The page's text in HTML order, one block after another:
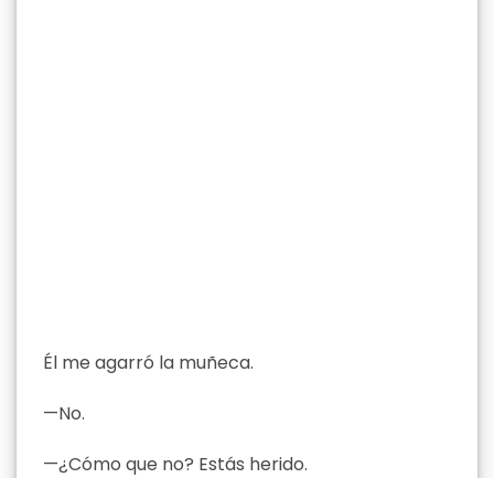
Él me agarró la muñeca.
—No.
—¿Cómo que no? Estás herido.